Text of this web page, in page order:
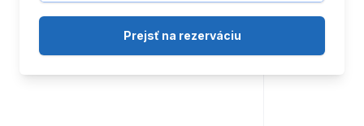
Prejsť na rezerváciu